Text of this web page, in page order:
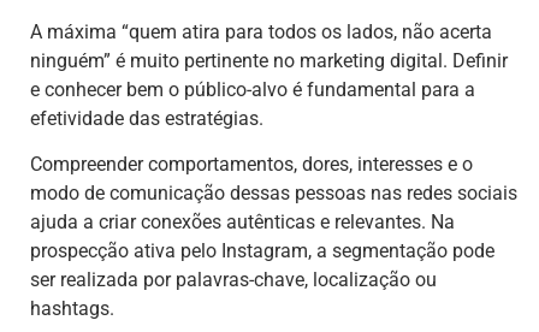
A máxima “quem atira para todos os lados, não acerta
ninguém” é muito pertinente no marketing digital. Definir
e conhecer bem o público-alvo é fundamental para a
efetividade das estratégias.
Compreender comportamentos, dores, interesses e o
modo de comunicação dessas pessoas nas redes sociais
ajuda a criar conexões autênticas e relevantes. Na
prospecção ativa pelo Instagram, a segmentação pode
ser realizada por palavras-chave, localização ou
hashtags.